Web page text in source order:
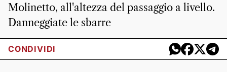
Molinetto, all'altezza del passaggio a livello.
Danneggiate le sbarre
CONDIVIDI